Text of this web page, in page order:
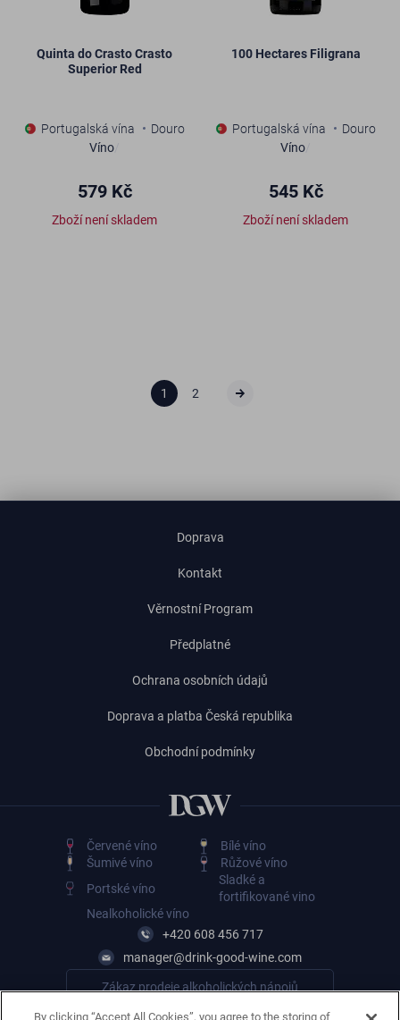
Quinta do Crasto Crasto
Superior Red
Portugalská vína
Douro
Víno
579 Kč
Zboží není skladem
100 Hectares Filigrana
Portugalská vína
Douro
Víno
545 Kč
Zboží není skladem
1 2
Doprava
Kontakt
Věrnostní Program
Předplatné
Ochrana osobních údajů
Doprava a platba Česká republika
Obchodní podmínky
Červené víno
Bílé víno
Šumivé víno
Růžové víno
Portské víno
Sladké a
fortifikované vino
Nealkoholické víno
+420 608 456 717
manager@drink-good-wine.com
Zákaz prodeje alkoholických nápojů
By clicking “Accept All Cookies”, you agree to the storing of